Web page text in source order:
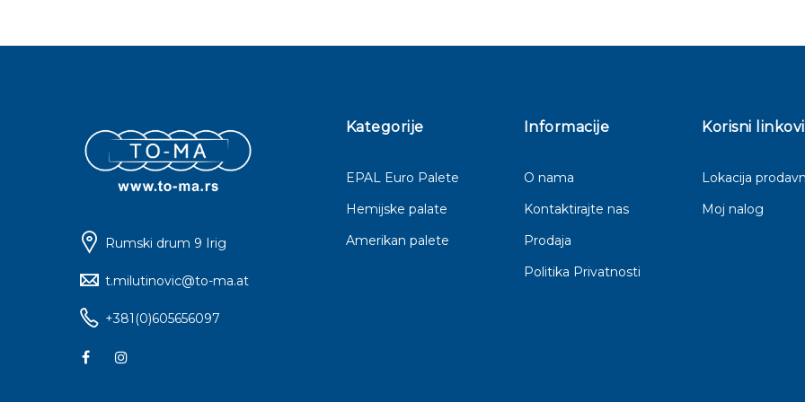
Rumski drum 9 Irig
t.milutinovic@to-ma.at
+381(0)605656097
Kategorije
EPAL Euro Palete
Hemijske palate
Amerikan palete
Informacije
O nama
Kontaktirajte nas
Prodaja
Politika Privatnosti
Korisni linkovi
Lokacija
Moj nalog